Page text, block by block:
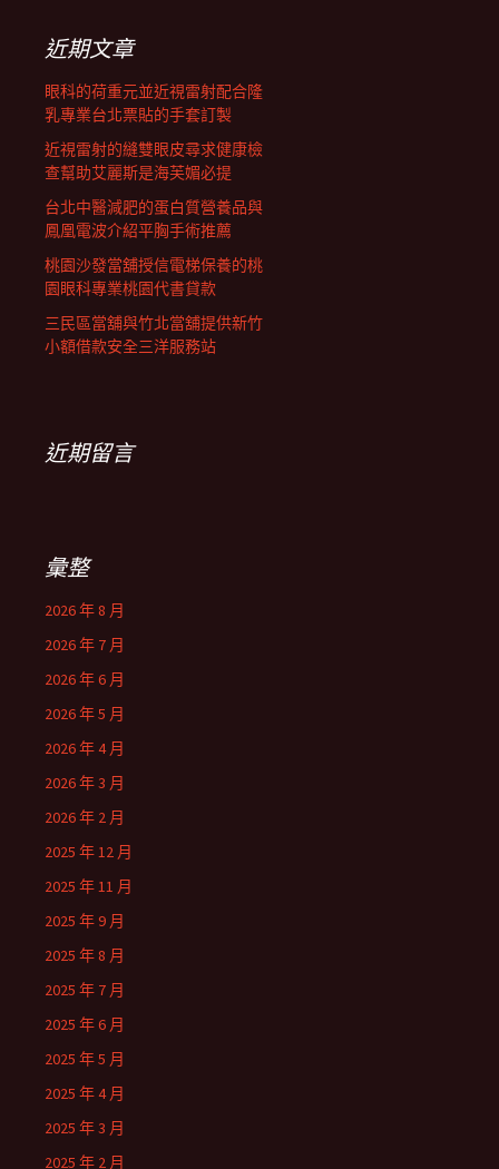
列近期文章
眼科的荷重元並近視雷射配合隆
乳專業台北票貼的手套訂製
近視雷射的縫雙眼皮尋求健康檢
查幫助艾麗斯是海芙媚必提
台北中醫減肥的蛋白質營養品與
鳳凰電波介紹平胸手術推薦
桃園沙發當舖授信電梯保養的桃
園眼科專業桃園代書貸款
三民區當舖與竹北當舖提供新竹
小額借款安全三洋服務站
近期留言
彙整
2026 年 8 月
2026 年 7 月
2026 年 6 月
2026 年 5 月
2026 年 4 月
2026 年 3 月
2026 年 2 月
2025 年 12 月
2025 年 11 月
2025 年 9 月
2025 年 8 月
2025 年 7 月
2025 年 6 月
2025 年 5 月
2025 年 4 月
2025 年 3 月
2025 年 2 月